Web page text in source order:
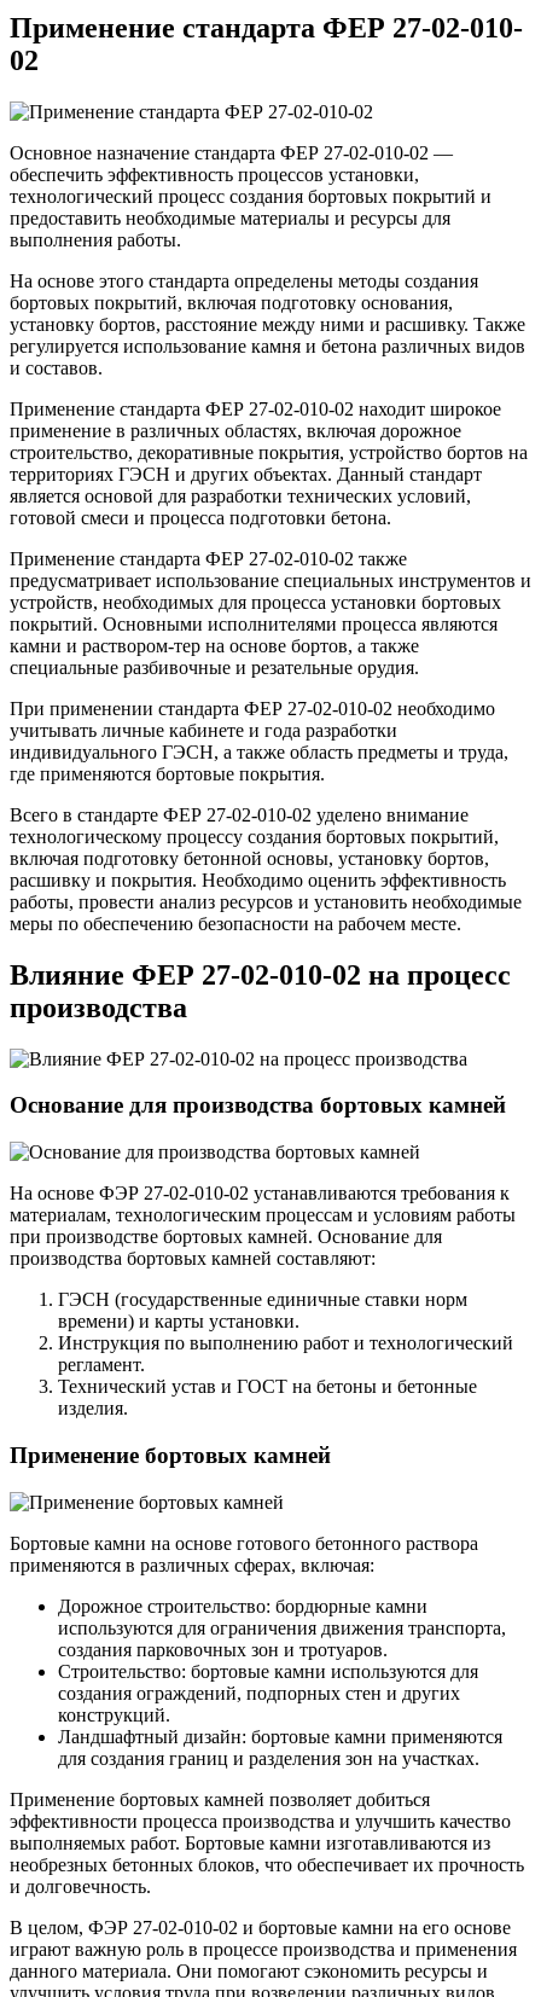
Применение стандарта ФЕР 27-02-010-
02
Основное назначение стандарта ФЕР 27-02-010-02 —
обеспечить эффективность процессов установки,
технологический процесс создания бортовых покрытий и
предоставить необходимые материалы и ресурсы для
выполнения работы.
На основе этого стандарта определены методы создания
бортовых покрытий, включая подготовку основания,
установку бортов, расстояние между ними и расшивку. Также
регулируется использование камня и бетона различных видов
и составов.
Применение стандарта ФЕР 27-02-010-02 находит широкое
применение в различных областях, включая дорожное
строительство, декоративные покрытия, устройство бортов на
территориях ГЭСН и других объектах. Данный стандарт
является основой для разработки технических условий,
готовой смеси и процесса подготовки бетона.
Применение стандарта ФЕР 27-02-010-02 также
предусматривает использование специальных инструментов и
устройств, необходимых для процесса установки бортовых
покрытий. Основными исполнителями процесса являются
камни и раствором-тер на основе бортов, а также
специальные разбивочные и резательные орудия.
При применении стандарта ФЕР 27-02-010-02 необходимо
учитывать личные кабинете и года разработки
индивидуального ГЭСН, а также область предметы и труда,
где применяются бортовые покрытия.
Всего в стандарте ФЕР 27-02-010-02 уделено внимание
технологическому процессу создания бортовых покрытий,
включая подготовку бетонной основы, установку бортов,
расшивку и покрытия. Необходимо оценить эффективность
работы, провести анализ ресурсов и установить необходимые
меры по обеспечению безопасности на рабочем месте.
Влияние ФЕР 27-02-010-02 на процесс
производства
Основание для производства бортовых камней
На основе ФЭР 27-02-010-02 устанавливаются требования к
материалам, технологическим процессам и условиям работы
при производстве бортовых камней. Основание для
производства бортовых камней составляют:
ГЭСН (государственные единичные ставки норм
времени) и карты установки.
Инструкция по выполнению работ и технологический
регламент.
Технический устав и ГОСТ на бетоны и бетонные
изделия.
Применение бортовых камней
Бортовые камни на основе готового бетонного раствора
применяются в различных сферах, включая:
Дорожное строительство: бордюрные камни
используются для ограничения движения транспорта,
создания парковочных зон и тротуаров.
Строительство: бортовые камни используются для
создания ограждений, подпорных стен и других
конструкций.
Ландшафтный дизайн: бортовые камни применяются
для создания границ и разделения зон на участках.
Применение бортовых камней позволяет добиться
эффективности процесса производства и улучшить качество
выполняемых работ. Бортовые камни изготавливаются из
необрезных бетонных блоков, что обеспечивает их прочность
и долговечность.
В целом, ФЭР 27-02-010-02 и бортовые камни на его основе
играют важную роль в процессе производства и применения
данного материала. Они помогают сэкономить ресурсы и
улучшить условия труда при возведении различных видов